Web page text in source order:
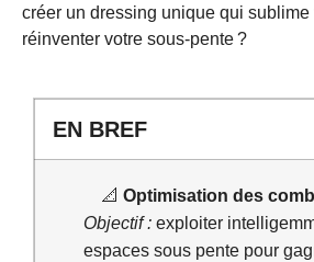
créer un dressing unique qui sublime
réinventer votre sous-pente ?
EN BREF
📐 Optimisation des
Objectif : exploiter
espaces sous pente pour